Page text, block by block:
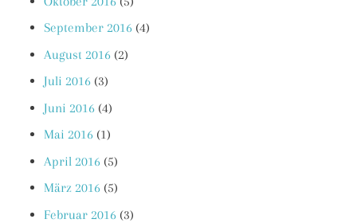
September 2016 (4)
August 2016 (2)
Juli 2016 (3)
Juni 2016 (4)
Mai 2016 (1)
April 2016 (5)
März 2016 (5)
Februar 2016 (3)